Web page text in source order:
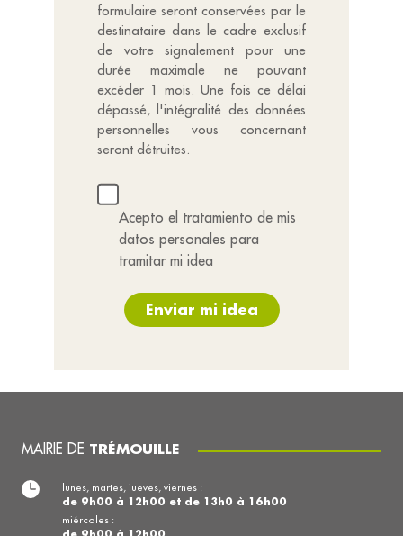
formulaire seront conservées par le
destinataire dans le cadre exclusif
de votre signalement pour une
durée maximale ne pouvant
excéder 1 mois. Une fois ce délai
dépassé, l'intégralité des données
personnelles vous concernant
seront détruites.
Acepto el tratamiento de mis
datos personales para
tramitar mi idea
Enviar mi idea
MAIRIE DE TRÉMOUILLE
lunes, martes, jueves, viernes :
de 9h00 à 12h00 et de 13h0 à 16h00
miércoles :